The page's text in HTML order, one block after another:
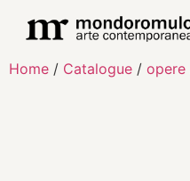
Home / Catalogue / opere